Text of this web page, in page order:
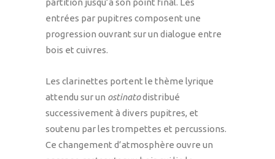
partition jusqu’à son point final. Les
entrées par pupitres composent une
progression ouvrant sur un dialogue entre
bois et cuivres.
Les clarinettes portent le thème lyrique
attendu sur un ostinatodistribué
successivement à divers pupitres, et
soutenu par les trompettes et percussions.
Ce changement d’atmosphère ouvre un